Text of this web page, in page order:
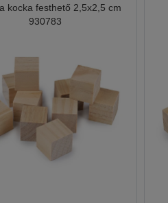
kocka festhető 2,5x2,5 cm
930783